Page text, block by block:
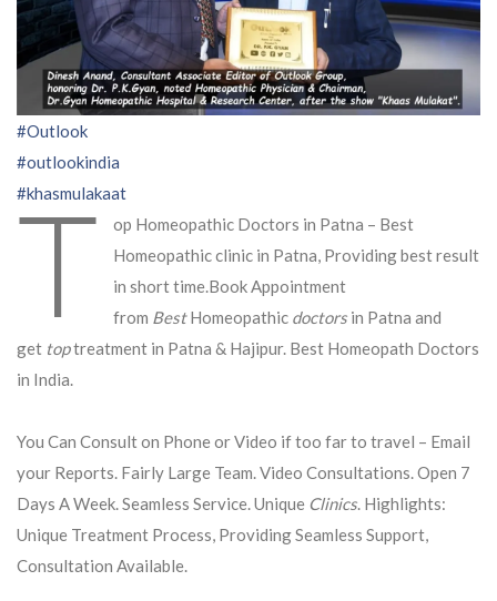
#Outlook
#outlookindia
#khasmulakaat
T
op Homeopathic Doctors in Patna – Best
Homeopathic clinic in Patna, Providing best result
in short time.Book Appointment
from BestHomeopathic doctorsin Patna and
get toptreatment in Patna & Hajipur. Best Homeopath Doctors
in India.
You Can Consult on Phone or Video if too far to travel – Email
your Reports. Fairly Large Team. Video Consultations. Open 7
Days A Week. Seamless Service. Unique Clinics. Highlights:
Unique Treatment Process, Providing Seamless Support,
Consultation Available.